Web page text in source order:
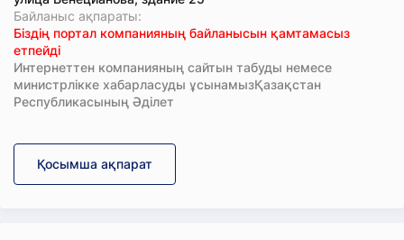
Байланыс ақпараты:
Біздің портал компанияның байланысын қамтамасыз
етпейді
Интернеттен компанияның сайтын табуды немесе
министрлікке хабарласуды ұсынамызҚазақстан
Республикасының Әділет
Қосымша ақпарат